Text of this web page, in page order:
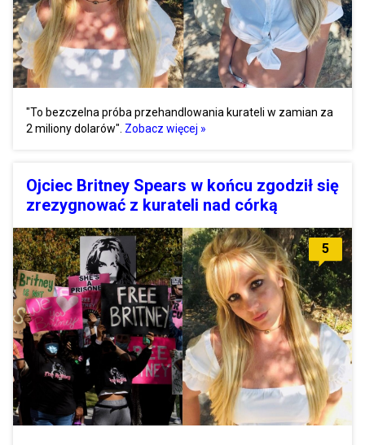
"To bezczelna próba przehandlowania kurateli w zamian za
2 miliony dolarów". Zobacz więcej »
Ojciec Britney Spears w końcu zgodził się
zrezygnować z kurateli nad córką
5